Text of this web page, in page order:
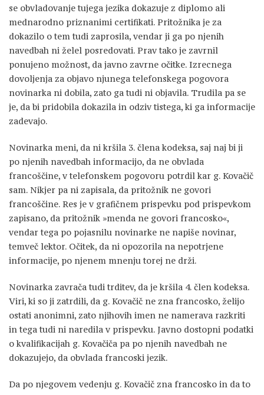
se obvladovanje tujega jezika dokazuje z diplomo ali
mednarodno priznanimi certifikati. Pritožnika je za
dokazilo o tem tudi zaprosila, vendar ji ga po njenih
navedbah ni želel posredovati. Prav tako je zavrnil
ponujeno možnost, da javno zavrne očitke. Izrecnega
dovoljenja za objavo njunega telefonskega pogovora
novinarka ni dobila, zato ga tudi ni objavila. Trudila pa se
je, da bi pridobila dokazila in odziv tistega, ki ga informacije
zadevajo.
Novinarka meni, da ni kršila 3. člena kodeksa, saj naj bi ji
po njenih navedbah informacijo, da ne obvlada
francoščine, v telefonskem pogovoru potrdil kar g. Kovačič
sam. Nikjer pa ni zapisala, da pritožnik ne govori
francoščine. Res je v grafičnem prispevku pod prispevkom
zapisano, da pritožnik »menda ne govori francosko«,
vendar tega po pojasnilu novinarke ne napiše novinar,
temveč lektor. Očitek, da ni opozorila na nepotrjene
informacije, po njenem mnenju torej ne drži.
Novinarka zavrača tudi trditev, da je kršila 4. člen kodeksa.
Viri, ki so ji zatrdili, da g. Kovačič ne zna francosko, želijo
ostati anonimni, zato njihovih imen ne namerava razkriti
in tega tudi ni naredila v prispevku. Javno dostopni podatki
o kvalifikacijah g. Kovačiča pa po njenih navedbah ne
dokazujejo, da obvlada francoski jezik.
Da po njegovem vedenju g. Kovačič zna francosko in da to